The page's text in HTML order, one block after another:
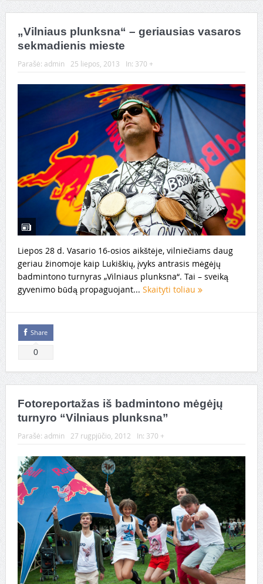
„Vilniaus plunksna“ – geriausias vasaros
sekmadienis mieste
Parašė: admin 25 liepos, 2013 In: 370 +
Liepos 28 d. Vasario 16-osios aikštėje, vilniečiams daug
geriau žinomoje kaip Lukiškių, įvyks antrasis mėgėjų
badmintono turnyras „Vilniaus plunksna“. Tai – sveiką
gyvenimo būdą propaguojant... Skaityti toliau
Share
0
Fotoreportažas iš badmintono mėgėjų
turnyro “Vilniaus plunksna”
Parašė: admin 27 rugpjūčio, 2012 In: 370 +